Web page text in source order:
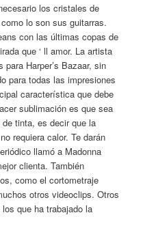
los cristales de
lo son sus guitarras.
con las últimas copas de
que ‘ ll amor. La artista
Harper’s Bazaar, sin
para todas las impresiones
característica que debe
sublimación es que sea
tinta, es decir que la
requiera calor. Te darán
llamó a Madonna
clienta. También
como el cortometraje
otros videoclips. Otros
que ha trabajado la